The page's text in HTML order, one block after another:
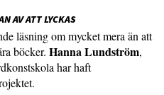
AV ATT LYCKAS
läsning om mycket mera än att
böcker. Hanna Lundström,
har haft